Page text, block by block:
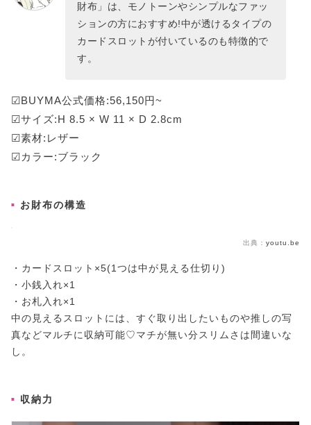
財布」は、モノトーンやシンプルなファッ
ションの方におすすめ!中が透けるタイプの
カードスロットが付いているのも特徴的で
す。
☑BUYMA公式価格:56,150円~
☑サイズ:H 8.5 × W 11 × D 2.8cm
☑素材:レザー
☑カラー:ブラック
お財布の構造
出典： youtu.be
・カードスロット×5(1つは中が見える仕切り)
・小銭入れ×1
・お札入れ×1
中の見えるスロットには、すぐ取り出したいものや推しの写
真などマルチに収納可能♡マチが無い分スリムさは間違いな
し。
収納力